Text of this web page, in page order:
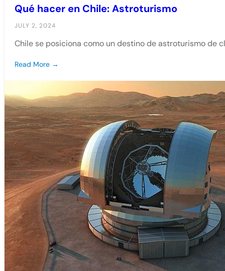
Qué hacer en Chile: Astroturismo
JULY 2, 2024
Chile se posiciona como un destino de astroturismo de
Read More →